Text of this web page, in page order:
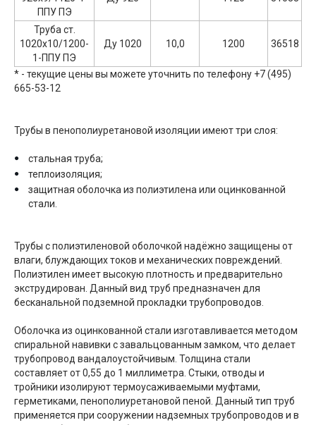
ППУ ПЭ
Труба ст.
1020х10/1200-
1-ППУ ПЭ
Ду 1020 10,0 1200 36518
* - текущие цены вы можете уточнить по телефону +7 (495)
665-53-12
Трубы в пенополиуретановой изоляции имеют три слоя:
стальная труба;
теплоизоляция;
защитная оболочка из полиэтилена или оцинкованной
стали.
Трубы с полиэтиленовой оболочкой надёжно защищены от
влаги, блуждающих токов и механических повреждений.
Полиэтилен имеет высокую плотность и предварительно
экструдирован. Данный вид труб предназначен для
бесканальной подземной прокладки трубопроводов.
Оболочка из оцинкованной стали изготавливается методом
спиральной навивки с завальцованным замком, что делает
трубопровод вандалоустойчивым. Толщина стали
составляет от 0,55 до 1 миллиметра. Стыки, отводы и
тройники изолируют термоусаживаемыми муфтами,
герметиками, пенополиуретановой пеной. Данный тип труб
применяется при сооружении надземных трубопроводов и в